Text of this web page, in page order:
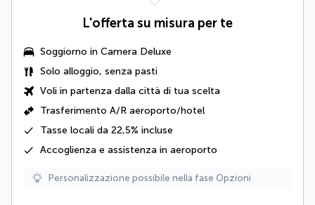
L'offerta su misura per te
Soggiorno in Camera Deluxe
Solo alloggio, senza pasti
Voli in partenza dalla città di tua scelta
Trasferimento A/R aeroporto/hotel
Tasse locali da 22,5% incluse
Accoglienza e assistenza in aeroporto
Personalizzazione possibile nella fase Opzioni